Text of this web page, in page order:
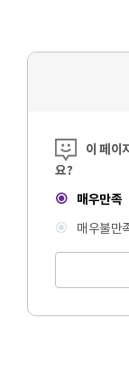
콘텐츠 만족도
이 페이
요?
매우만족
매우불만